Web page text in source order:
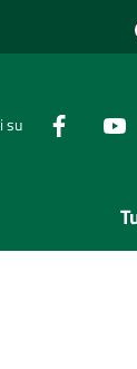
su